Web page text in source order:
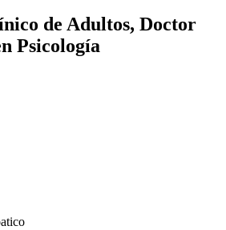
de Adultos, Doctor
Psicología